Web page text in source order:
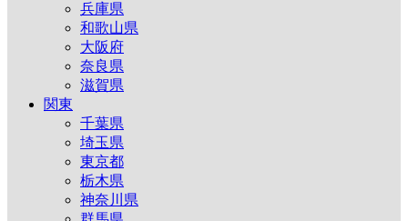
兵庫県
和歌山県
大阪府
奈良県
滋賀県
関東
千葉県
埼玉県
東京都
栃木県
神奈川県